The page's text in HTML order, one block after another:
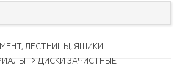
ЛЕСТНИЦЫ, ЯЩИКИ
ДИСКИ ЗАЧИСТНЫЕ